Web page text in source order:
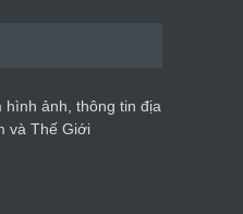
gia
Nam 24/04/2020
hình ảnh, thông tin địa
và Thế Giới